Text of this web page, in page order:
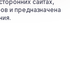
сайтах,
и предназначена